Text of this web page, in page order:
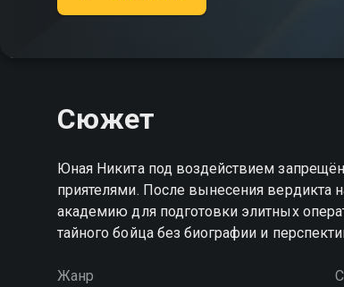
Сюжет
Юная Никита под воздействием
приятелями. После вынесения вердикта
академию для подготовки элитных
тайного бойца без биографии и
Жанр